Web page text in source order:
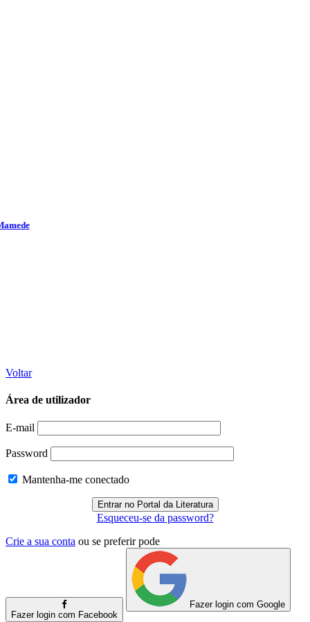
Voltar
Área de utilizador
E-mail
Password
Mantenha-me conectado
Esqueceu-se da password?
Crie a sua conta ou se preferir pode
Fazer login com Facebook
Fazer login com Google